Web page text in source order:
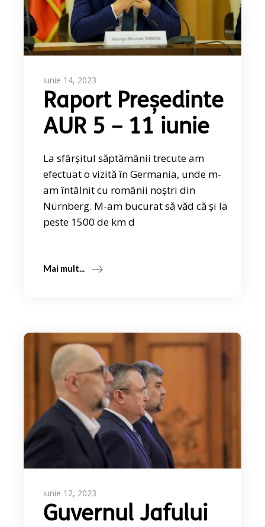
iunie 14, 2023
Raport Președinte
AUR 5 – 11 iunie
La sfârșitul săptămânii trecute am
efectuat o vizită în Germania, unde m-
am întâlnit cu românii noștri din
Nürnberg. M-am bucurat să văd că și la
peste 1500 de km d
Mai mult...
iunie 12, 2023
Guvernul Jafului